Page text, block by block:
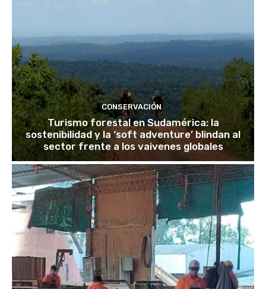
CONSERVACIÓN
Turismo forestal en Sudamérica: la
sostenibilidad y la ‘soft adventure’ blindan al
sector frente a los vaivenes globales